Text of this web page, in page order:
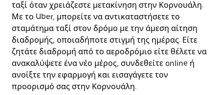
ταξί όταν χρειάζεστε μετακίνηση στην Κορνουάλη.
Με το Uber, μπορείτε να αντικαταστήσετε το
σταμάτημα ταξί στον δρόμο με την άμεση αίτηση
διαδρομής, οποιαδήποτε στιγμή της ημέρας. Είτε
ζητάτε διαδρομή από το αεροδρόμιο είτε θέλετε να
ανακαλύψετε ένα νέο μέρος, συνδεθείτε online ή
ανοίξτε την εφαρμογή και εισαγάγετε τον
προορισμό σας στην Κορνουάλη.